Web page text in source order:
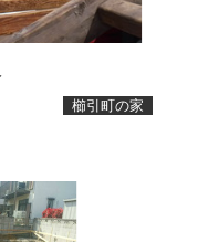
櫛引町の家